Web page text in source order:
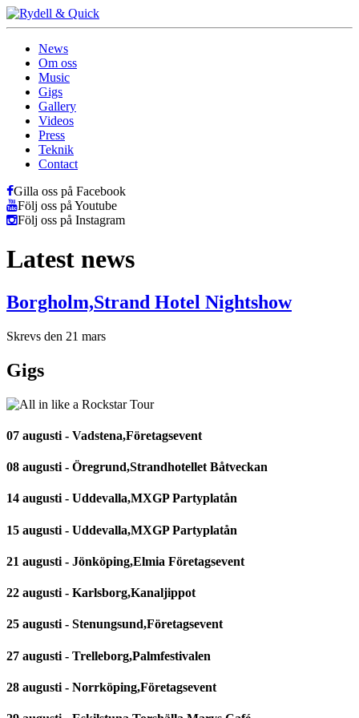
News
Om oss
Music
Gigs
Gallery
Videos
Press
Teknik
Contact
Gilla oss på Facebook
Följ oss på Youtube
Följ oss på Instagram
Latest news
Borgholm,Strand Hotel Nightshow
Skrevs den 21 mars
Gigs
07 augusti - Vadstena,Företagsevent
08 augusti - Öregrund,Strandhotellet Båtveckan
14 augusti - Uddevalla,MXGP Partyplatån
15 augusti - Uddevalla,MXGP Partyplatån
21 augusti - Jönköping,Elmia Företagsevent
22 augusti - Karlsborg,Kanaljippot
25 augusti - Stenungsund,Företagsevent
27 augusti - Trelleborg,Palmfestivalen
28 augusti - Norrköping,Företagsevent